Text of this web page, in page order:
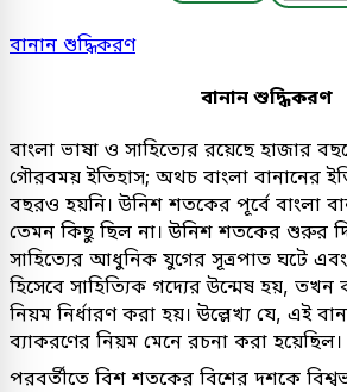
বানান শুদ্ধিকরণ
বানান শুদ্ধিকরণ
বাংলা ভাষা ও সাহিত্যের রয়েছে হাজার
গৌরবময় ইতিহাস; অথচ বাংলা বানানের
বছরও হয়নি। উনিশ শতকের পূর্বে বাংলা
তেমন কিছু ছিল না। উনিশ শতকের শুরুর
সাহিত্যের আধুনিক যুগের সূত্রপাত ঘটে
হিসেবে সাহিত্যিক গদ্যের উন্মেষ হয়, তখন
নিয়ম নির্ধারণ করা হয়। উল্লেখ্য যে, এই
ব্যাকরণের নিয়ম মেনে রচনা করা হয়েছিল।
পরবর্তীতে বিশ শতকের বিশের দশকে